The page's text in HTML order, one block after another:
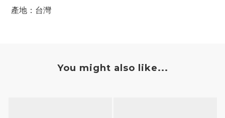
產地：台灣
You might also like...